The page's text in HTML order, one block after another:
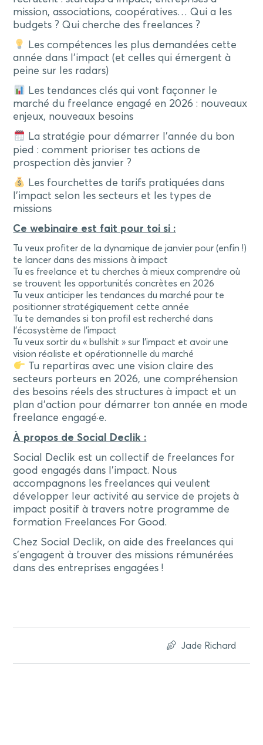
mission, associations, coopératives… Qui a les
budgets ? Qui cherche des freelances ?
Les compétences les plus demandées cette
année dans l’impact (et celles qui émergent à
peine sur les radars)
Les tendances clés qui vont façonner le
marché du freelance engagé en 2026 : nouveaux
enjeux, nouveaux besoins
La stratégie pour démarrer l’année du bon
pied : comment prioriser tes actions de
prospection dès janvier ?
Les fourchettes de tarifs pratiquées dans
l’impact selon les secteurs et les types de
missions
Ce webinaire est fait pour toi si :
Tu veux profiter de la dynamique de janvier pour (enfin !)
te lancer dans des missions à impact
Tu es freelance et tu cherches à mieux comprendre où
se trouvent les opportunités concrètes en 2026
Tu veux anticiper les tendances du marché pour te
positionner stratégiquement cette année
Tu te demandes si ton profil est recherché dans
l’écosystème de l’impact
Tu veux sortir du « bullshit » sur l’impact et avoir une
vision réaliste et opérationnelle du marché
Tu repartiras avec une vision claire des
secteurs porteurs en 2026, une compréhension
des besoins réels des structures à impact et un
plan d’action pour démarrer ton année en mode
freelance engagé·e.
À propos de Social Declik :
Social Declik est un collectif de freelances for
good engagés dans l’impact. Nous
accompagnons les freelances qui veulent
développer leur activité au service de projets à
impact positif à travers notre programme de
formation Freelances For Good.
Chez Social Declik, on aide des freelances qui
s’engagent à trouver des missions rémunérées
dans des entreprises engagées !
Jade Richard